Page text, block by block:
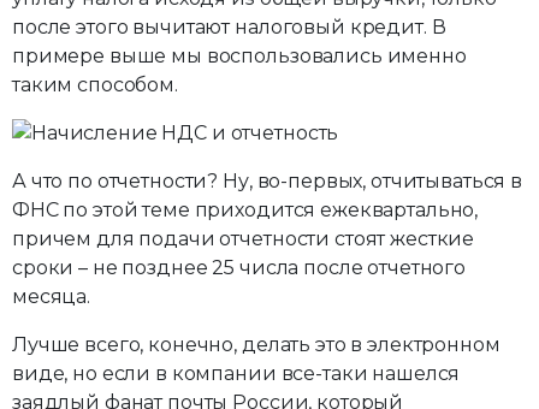
после этого вычитают налоговый кредит. В
примере выше мы воспользовались именно
таким способом.
А что по отчетности? Ну, во-первых, отчитываться в
ФНС по этой теме приходится ежеквартально,
причем для подачи отчетности стоят жесткие
сроки – не позднее 25 числа после отчетного
месяца.
Лучше всего, конечно, делать это в электронном
виде, но если в компании все-таки нашелся
заядлый фанат почты России, который